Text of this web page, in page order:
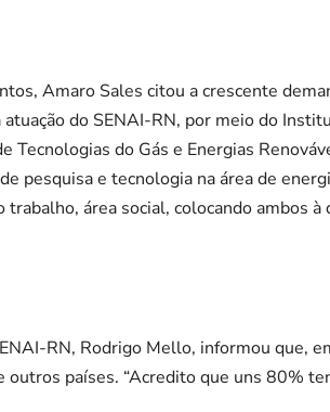
Amaro Sales citou a crescente
do SENAI-RN, por meio do
Tecnologias do Gás e Energias
pesquisa e tecnologia na área de
área social, colocando ambos à
RN, Rodrigo Mello, informou que,
países. “Acredito que uns 80%